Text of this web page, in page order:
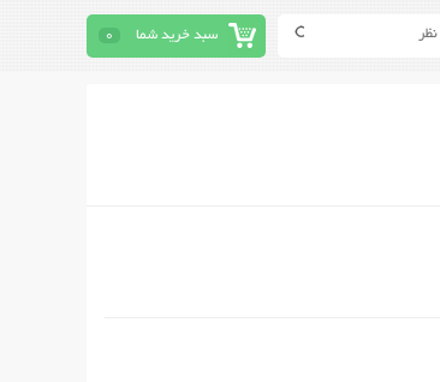
سبد خرید شما 0